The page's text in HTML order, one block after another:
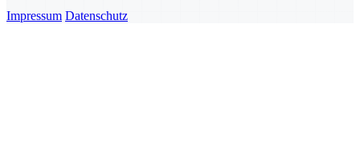
Impressum Datenschutz